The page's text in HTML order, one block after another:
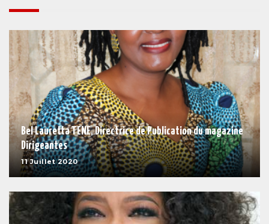
Bel Lauretta TENE, Directrice de Publication du magazine
Dirigeantes
11 Juillet 2020